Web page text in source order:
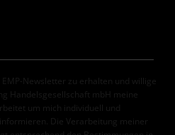
EMP-Newsletter zu erhalten und willige
Handelsgesellschaft mbH meine
um mich individuell und
Die Verarbeitung meiner